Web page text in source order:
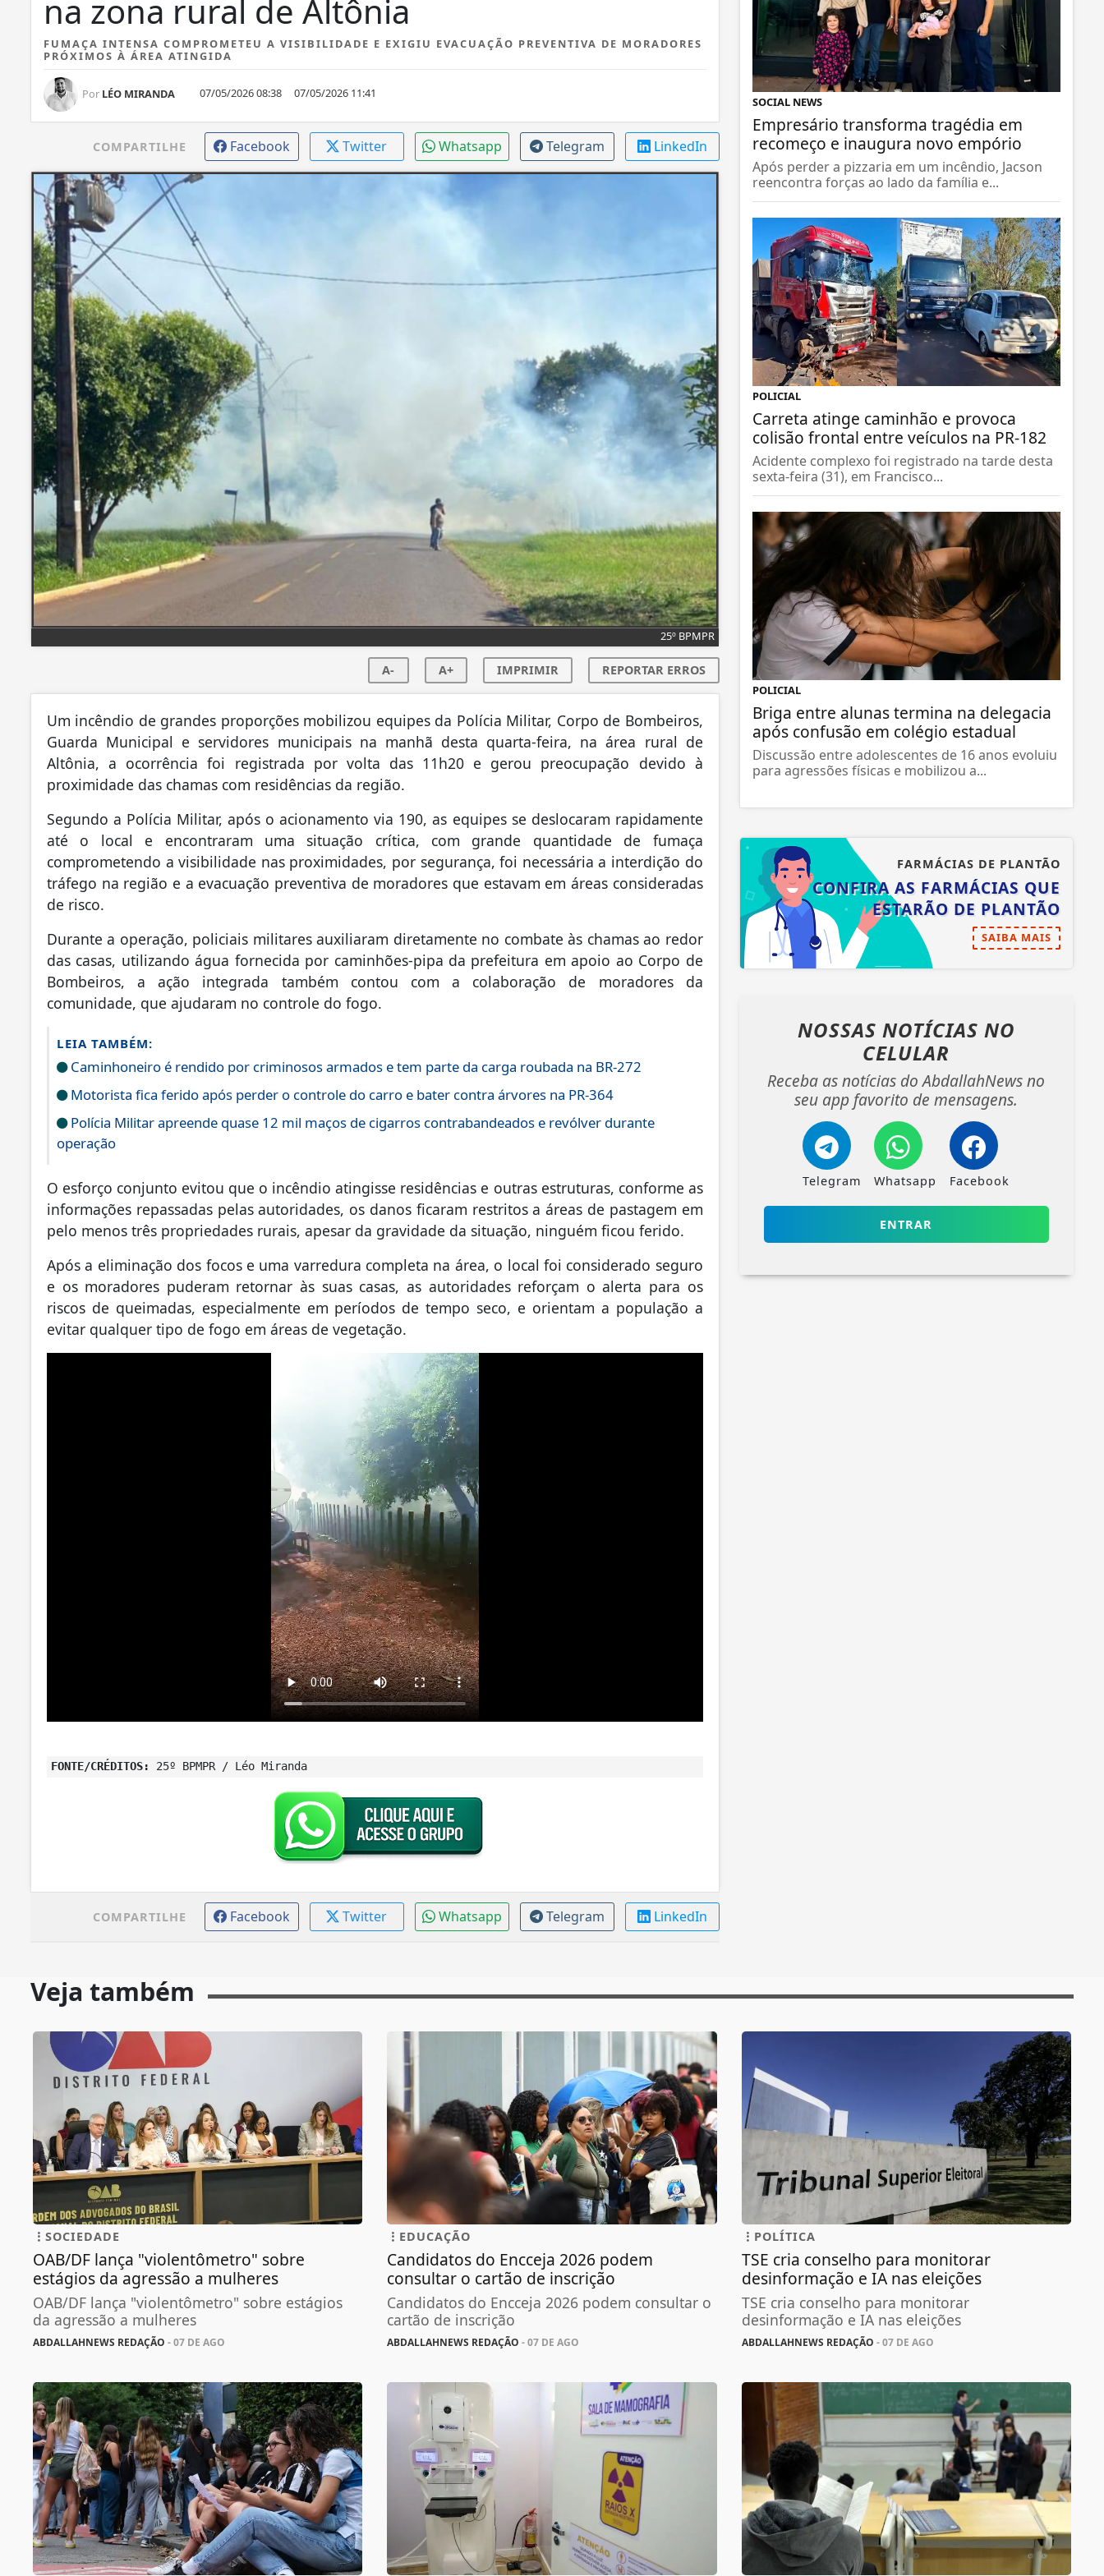
na zona rural de Altônia
FUMAÇA INTENSA COMPROMETEU A VISIBILIDADE E EXIGIU EVACUAÇÃO PREVENTIVA DE MORADORES
PRÓXIMOS À ÁREA ATINGIDA
Por LÉO MIRANDA 07/05/2026 08:38 07/05/2026 11:41
COMPARTILHE Facebook Twitter Whatsapp Telegram LinkedIn
25º BPMPR
A- A+ IMPRIMIR REPORTAR ERROS
Um incêndio de grandes proporções mobilizou equipes da Polícia Militar, Corpo de Bombeiros,
Guarda Municipal e servidores municipais na manhã desta quarta-feira, na área rural de
Altônia, a ocorrência foi registrada por volta das 11h20 e gerou preocupação devido à
proximidade das chamas com residências da região.
Segundo a Polícia Militar, após o acionamento via 190, as equipes se deslocaram rapidamente
até o local e encontraram uma situação crítica, com grande quantidade de fumaça
comprometendo a visibilidade nas proximidades, por segurança, foi necessária a interdição do
tráfego na região e a evacuação preventiva de moradores que estavam em áreas consideradas
de risco.
Durante a operação, policiais militares auxiliaram diretamente no combate às chamas ao redor
das casas, utilizando água fornecida por caminhões-pipa da prefeitura em apoio ao Corpo de
Bombeiros, a ação integrada também contou com a colaboração de moradores da
comunidade, que ajudaram no controle do fogo.
LEIA TAMBÉM:
Caminhoneiro é rendido por criminosos armados e tem parte da carga roubada na BR-272
Motorista fica ferido após perder o controle do carro e bater contra árvores na PR-364
Polícia Militar apreende quase 12 mil maços de cigarros contrabandeados e revólver durante
operação
O esforço conjunto evitou que o incêndio atingisse residências e outras estruturas, conforme as
informações repassadas pelas autoridades, os danos ficaram restritos a áreas de pastagem em
pelo menos três propriedades rurais, apesar da gravidade da situação, ninguém ficou ferido.
Após a eliminação dos focos e uma varredura completa na área, o local foi considerado seguro
e os moradores puderam retornar às suas casas, as autoridades reforçam o alerta para os
riscos de queimadas, especialmente em períodos de tempo seco, e orientam a população a
evitar qualquer tipo de fogo em áreas de vegetação.
FONTE/CRÉDITOS: 25º BPMPR / Léo Miranda
COMPARTILHE Facebook Twitter Whatsapp Telegram LinkedIn
SOCIAL NEWS
Empresário transforma tragédia em
recomeço e inaugura novo empório
Após perder a pizzaria em um incêndio, Jacson
reencontra forças ao lado da família e...
POLICIAL
Carreta atinge caminhão e provoca
colisão frontal entre veículos na PR-182
Acidente complexo foi registrado na tarde desta
sexta-feira (31), em Francisco...
POLICIAL
Briga entre alunas termina na delegacia
após confusão em colégio estadual
Discussão entre adolescentes de 16 anos evoluiu
para agressões físicas e mobilizou a...
FARMÁCIAS DE PLANTÃO
CONFIRA AS FARMÁCIAS QUE
ESTARÃO DE PLANTÃO
SAIBA MAIS
NOSSAS NOTÍCIAS NO
CELULAR
Receba as notícias do AbdallahNews no
seu app favorito de mensagens.
Telegram Whatsapp Facebook
ENTRAR
Veja também
SOCIEDADE
OAB/DF lança "violentômetro" sobre
estágios da agressão a mulheres
OAB/DF lança "violentômetro" sobre estágios
da agressão a mulheres
ABDALLAHNEWS REDAÇÃO - 07 DE AGO
EDUCAÇÃO
Candidatos do Encceja 2026 podem
consultar o cartão de inscrição
Candidatos do Encceja 2026 podem consultar o
cartão de inscrição
ABDALLAHNEWS REDAÇÃO - 07 DE AGO
POLÍTICA
TSE cria conselho para monitorar
desinformação e IA nas eleições
TSE cria conselho para monitorar
desinformação e IA nas eleições
ABDALLAHNEWS REDAÇÃO - 07 DE AGO